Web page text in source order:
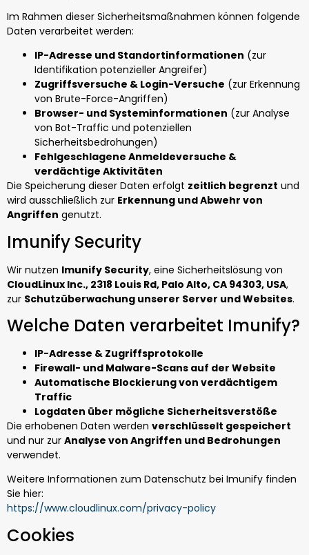
Im Rahmen dieser Sicherheitsmaßnahmen können folgende
Daten verarbeitet werden:
IP-Adresse und Standortinformationen (zur
Identifikation potenzieller Angreifer)
Zugriffsversuche & Login-Versuche (zur Erkennung
von Brute-Force-Angriffen)
Browser- und Systeminformationen (zur Analyse
von Bot-Traffic und potenziellen
Sicherheitsbedrohungen)
Fehlgeschlagene Anmeldeversuche &
verdächtige Aktivitäten
Die Speicherung dieser Daten erfolgt zeitlich begrenzt und
wird ausschließlich zur Erkennung und Abwehr von
Angriffen genutzt.
Imunify Security
Wir nutzen Imunify Security, eine Sicherheitslösung von
CloudLinux Inc., 2318 Louis Rd, Palo Alto, CA 94303, USA,
zur Schutzüberwachung unserer Server und Websites.
Welche Daten verarbeitet Imunify?
IP-Adresse & Zugriffsprotokolle
Firewall- und Malware-Scans auf der Website
Automatische Blockierung von verdächtigem
Traffic
Logdaten über mögliche Sicherheitsverstöße
Die erhobenen Daten werden verschlüsselt gespeichert
und nur zur Analyse von Angriffen und Bedrohungen
verwendet.
Weitere Informationen zum Datenschutz bei Imunify finden
Sie hier:
https://www.cloudlinux.com/privacy-policy
Cookies